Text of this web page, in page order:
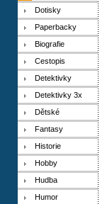
Dotisky
Paperbacky
Biografie
Cestopis
Detektivky
Detektivky 3x
Dětské
Fantasy
Historie
Hobby
Hudba
Humor